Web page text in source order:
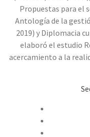
Propuestas para el
Antología de la
2019) y Diplomacia
elaboró el estudio
acercamiento a la